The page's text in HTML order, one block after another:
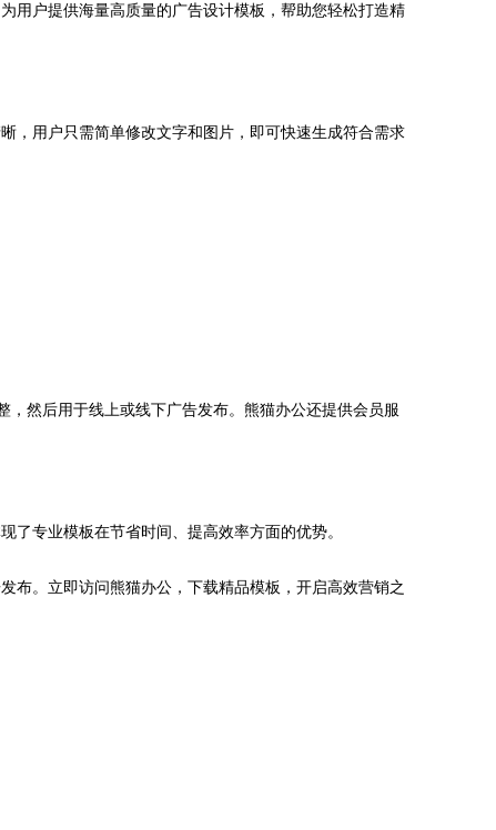
用户提供海量高质量的广告设计模板，帮助您轻松打造精
，用户只需简单修改文字和图片，即可快速生成符合需求
，然后用于线上或线下广告发布。熊猫办公还提供会员服
专业模板在节省时间、提高效率方面的优势。
布。立即访问熊猫办公，下载精品模板，开启高效营销之